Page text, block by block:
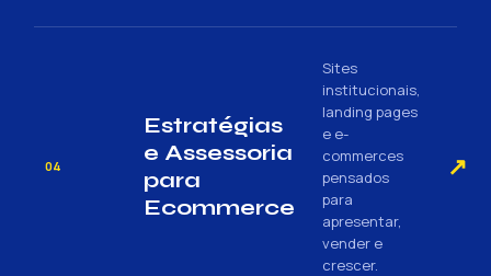
04
Estratégias
e Assessoria
para
Ecommerce
Sites
institucionais,
landing pages
e e-
commerces
pensados
para
apresentar,
vender e
crescer.
↗